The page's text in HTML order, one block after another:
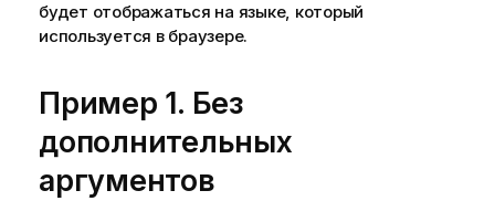
будет отображаться на языке, который
используется в браузере.
Пример 1. Без
дополнительных
аргументов